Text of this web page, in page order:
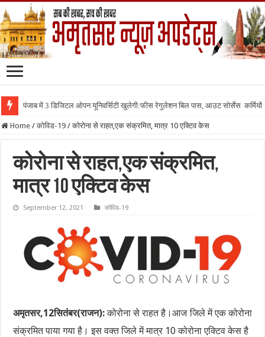
पंजाब में 3 डिजिटल ओपन यूनिवर्सिटी खुलेगी:फीस रेगुलेशन बिल पास, आउट सोर्सेस
Home / कोविड-19 / कोरोना से राहत,एक संक्रमित, मात्र 10 एक्टिव केस
कोरोना से राहत,एक संक्रमित,
मात्र 10 एक्टिव केस
September 12, 2021 कोविड-19
अमृतसर,12सितंबर(राजन):कोरोना से राहत है।आज जिले में एक कोरोना
संक्रमित पाया गया है। इस वक्त जिले में मात्र 10 कोरोना एक्टिव केस है